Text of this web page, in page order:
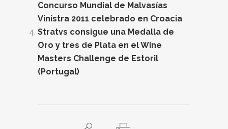
Concurso Mundial de Malvasías
Vinistra 2011 celebrado en Croacia
Stratvs consigue una Medalla de
Oro y tres de Plata en el Wine
Masters Challenge de Estoril
(Portugal)